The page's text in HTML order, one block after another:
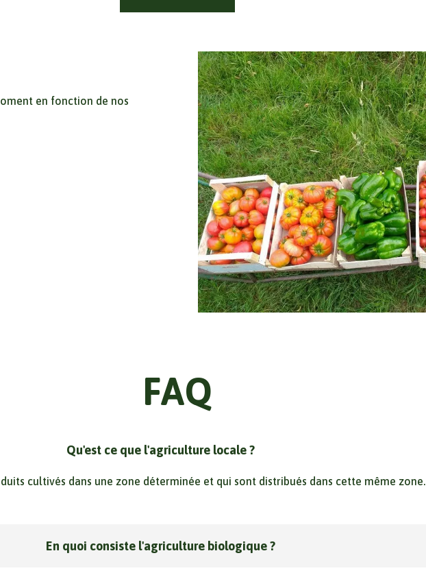
en fonction de nos
FAQ
Qu'est ce que l'agriculture locale ?
cultivés dans une zone déterminée et qui sont distribués dans cette même zone.
En quoi consiste l'agriculture biologique ?